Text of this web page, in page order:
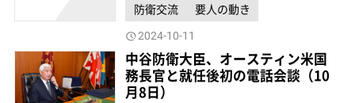
防衛交流 要人の動き
2024-10-11
中谷防衛大臣、オースティン米国
務長官と就任後初の電話会談（10
月8日）